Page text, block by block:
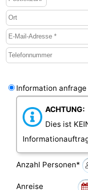
Information anfrage
ACHTUNG:
Dies ist
Anzahl Personen*
Anreise